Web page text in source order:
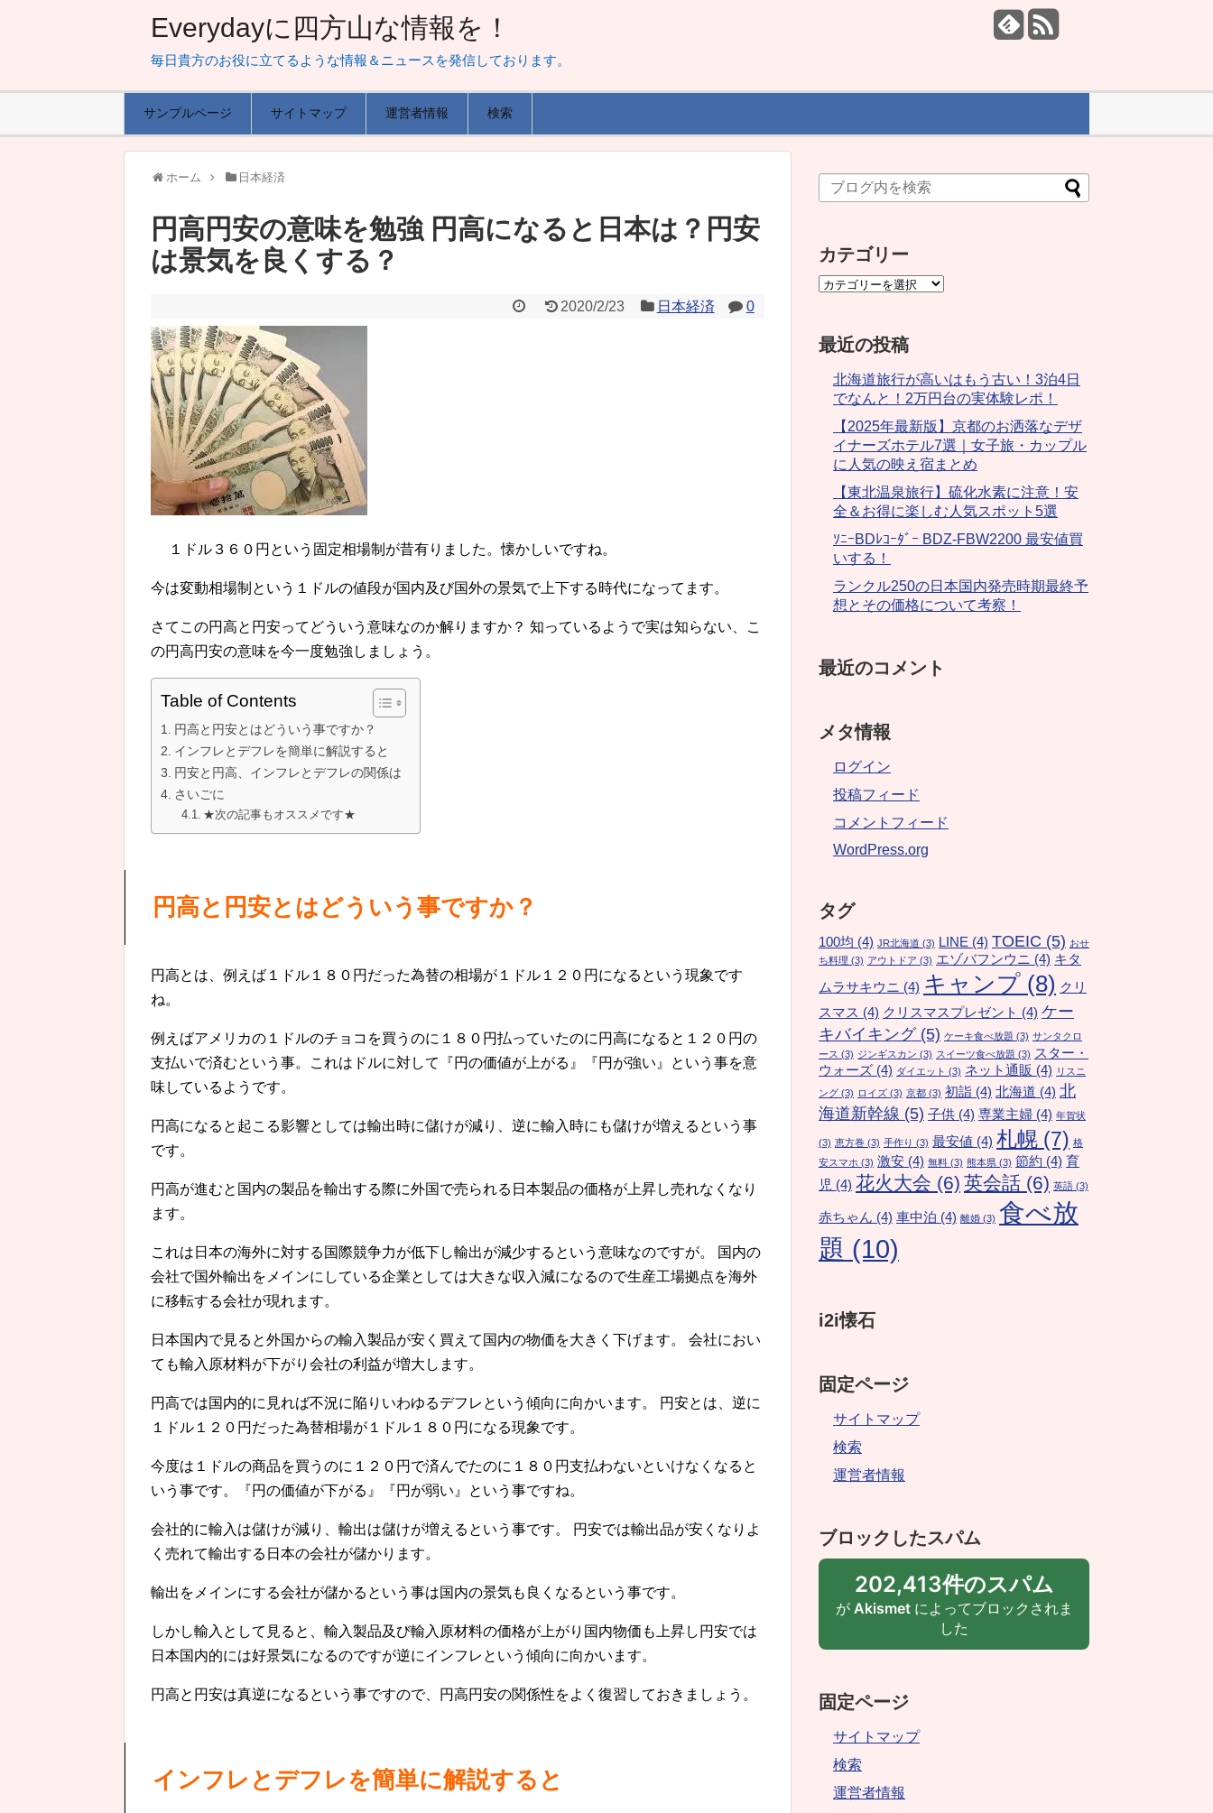
Everydayに四方山な情報を！
毎日貴方のお役に立てるような情報＆ニュースを発信しております。
サンプルページ サイトマップ 運営者情報 検索
ホーム 日本経済
円高円安の意味を勉強 円高になると日本は？円安
は景気を良くする？
2020/2/23 日本経済 0
１ドル３６０円という固定相場制が昔有りました。懐かしいですね。
今は変動相場制という１ドルの値段が国内及び国外の景気で上下する時代になってます。
さてこの円高と円安ってどういう意味なのか解りますか？ 知っているようで実は知らない、こ
の円高円安の意味を今一度勉強しましょう。
Table of Contents
円高と円安とはどういう事ですか？
インフレとデフレを簡単に解説すると
円安と円高、インフレとデフレの関係は
さいごに
★次の記事もオススメです★
円高と円安とはどういう事ですか？
円高とは、例えば１ドル１８０円だった為替の相場が１ドル１２０円になるという現象です
ね。
例えばアメリカの１ドルのチョコを買うのに１８０円払っていたのに円高になると１２０円の
支払いで済むという事。これはドルに対して『円の価値が上がる』『円が強い』という事を意
味しているようです。
円高になると起こる影響としては輸出時に儲けが減り、逆に輸入時にも儲けが増えるという事
です。
円高が進むと国内の製品を輸出する際に外国で売られる日本製品の価格が上昇し売れなくなり
ます。
これは日本の海外に対する国際競争力が低下し輸出が減少するという意味なのですが。 国内の
会社で国外輸出をメインにしている企業としては大きな収入減になるので生産工場拠点を海外
に移転する会社が現れます。
日本国内で見ると外国からの輸入製品が安く買えて国内の物価を大きく下げます。 会社におい
ても輸入原材料が下がり会社の利益が増大します。
円高では国内的に見れば不況に陥りいわゆるデフレという傾向に向かいます。 円安とは、逆に
１ドル１２０円だった為替相場が１ドル１８０円になる現象です。
今度は１ドルの商品を買うのに１２０円で済んでたのに１８０円支払わないといけなくなると
いう事です。『円の価値が下がる』『円が弱い』という事ですね。
会社的に輸入は儲けが減り、輸出は儲けが増えるという事です。 円安では輸出品が安くなりよ
く売れて輸出する日本の会社が儲かります。
輸出をメインにする会社が儲かるという事は国内の景気も良くなるという事です。
しかし輸入として見ると、輸入製品及び輸入原材料の価格が上がり国内物価も上昇し円安では
日本国内的には好景気になるのですが逆にインフレという傾向に向かいます。
円高と円安は真逆になるという事ですので、円高円安の関係性をよく復習しておきましょう。
インフレとデフレを簡単に解説すると
カテゴリー
最近の投稿
北海道旅行が高いはもう古い！3泊4日
でなんと！2万円台の実体験レポ！
【2025年最新版】京都のお洒落なデザ
イナーズホテル7選｜女子旅・カップル
に人気の映え宿まとめ
【東北温泉旅行】硫化水素に注意！安
全＆お得に楽しむ人気スポット5選
ｿﾆｰBDﾚｺｰﾀﾞｰ BDZ-FBW2200 最安値買
いする！
ランクル250の日本国内発売時期最終予
想とその価格について考察！
最近のコメント
メタ情報
ログイン
投稿フィード
コメントフィード
WordPress.org
タグ
100均 (4) JR北海道 (3) LINE (4) TOEIC (5) おせ
ち料理 (3) アウトドア (3) エゾバフンウニ (4) キタ
ムラサキウニ (4) キャンプ (8) クリ
スマス (4) クリスマスプレゼント (4) ケー
キバイキング(5) ケーキ食べ放題 (3) サンタクロ
ース (3) ジンギスカン (3) スイーツ食べ放題 (3) スター・
ウォーズ (4) ダイエット (3) ネット通販 (4) リスニ
ング (3) ロイズ (3) 京都 (3) 初詣 (4) 北海道 (4) 北
海道新幹線 (5) 子供 (4) 専業主婦 (4) 年賀状
(3) 恵方巻 (3) 手作り (3) 最安値 (4) 札幌 (7) 格
安スマホ (3) 激安 (4) 無料 (3) 熊本県 (3) 節約 (4) 育
児 (4) 花火大会 (6) 英会話 (6) 英語 (3)
赤ちゃん (4) 車中泊 (4) 離婚 (3) 食べ放
題 (10)
i2i懐石
固定ページ
サイトマップ
検索
運営者情報
ブロックしたスパム
202,413件のスパム
が Akismetによってブロックされま
した
固定ページ
サイトマップ
検索
運営者情報